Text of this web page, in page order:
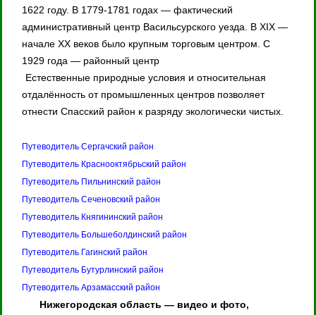
1622 году. В 1779-1781 годах — фактический
административный центр Васильсурского уезда. В XIX —
начале XX веков было крупным торговым центром. С
1929 года — районный центр
Естественные природные условия и относительная
отдалённость от промышленных центров позволяет
отнести Спасский район к разряду экологически чистых.
Путеводитель Сергачский район
Путеводитель Краснооктябрьский район
Путеводитель Пильнинский район
Путеводитель Сеченовский район
Путеводитель Княгининский район
Путеводитель Большеболдинский район
Путеводитель Гагинский район
Путеводитель Бутурлинский район
Путеводитель Арзамасский район
Нижегородская область — видео и фото,